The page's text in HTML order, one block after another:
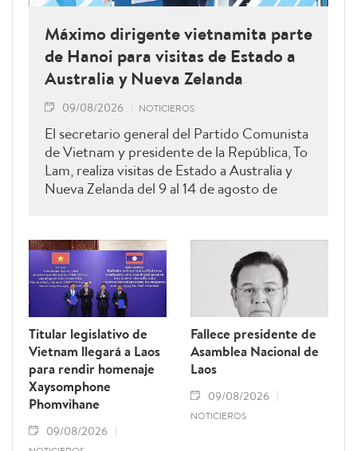
Máximo dirigente vietnamita parte
de Hanoi para visitas de Estado a
Australia y Nueva Zelanda
09/08/2026 NOTICIEROS
El secretario general del Partido Comunista
de Vietnam y presidente de la República, To
Lam, realiza visitas de Estado a Australia y
Nueva Zelanda del 9 al 14 de agosto de
Titular legislativo de
Vietnam llegará a Laos
para rendir homenaje
Xaysomphone
Phomvihane
09/08/2026
Fallece presidente de
Asamblea Nacional de
Laos
09/08/2026
NOTICIEROS